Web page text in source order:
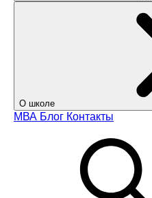
О школе
МВА Блог Контакты